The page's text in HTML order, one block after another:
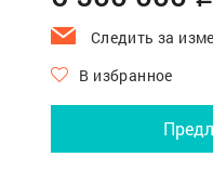
Следить за
В избранное